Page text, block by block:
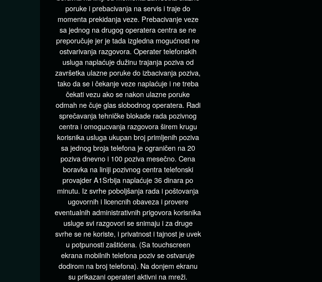
poruke i prebacivanja na servis i traje do
momenta prekidanja veze. Prebacivanje veze
sa jednog na drugog operatera centra se ne
preporučuje jer je tada izgledna mogućnost ne
ostvarivanja razgovora. Operater telefonskih
usluga naplaćuje dužinu trajanja poziva od
završetka ulazne poruke do izbacivanja poziva,
tako da se i čekanje veze naplaćuje i ne treba
čekati vezu ako se nakon ulazne poruke
odmah ne čuje glas slobodnog operatera. Radi
sprečavanja tehničke blokade rada pozivnog
centra i omogucvanja razgovora širem krugu
korisnika usluga ukupan broj primljenih poziva
sa jednog broja telefona je ograničen na 20
poziva dnevno i 100 poziva mesečno. Cena
boravka na liniji pozivnog centra telefonski
provajder A1Srbija naplaćuje 36 dinara po
minutu. Iz svrhe poboljšanja rada i poštovanja
ugovornih i licencnih obaveza i provere
eventualnih administrativnih prigovora korisnika
usluge svi razgovori se snimaju i za druge
svrhe se ne koriste, i privatnost i tajnost je uvek
u potpunosti zaštićena. (Sa touchscreen
ekrana mobilnih telefona poziv se ostvaruje
dodirom na broj telefona). Na donjem ekranu
su prikazani operateri aktivni na mreži.